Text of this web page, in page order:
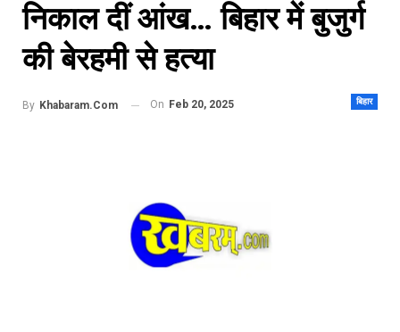
निकाल दीं आंख… बिहार में बुजुर्ग
की बेरहमी से हत्या
बिहार
By Khabaram.Com On Feb 20, 2025